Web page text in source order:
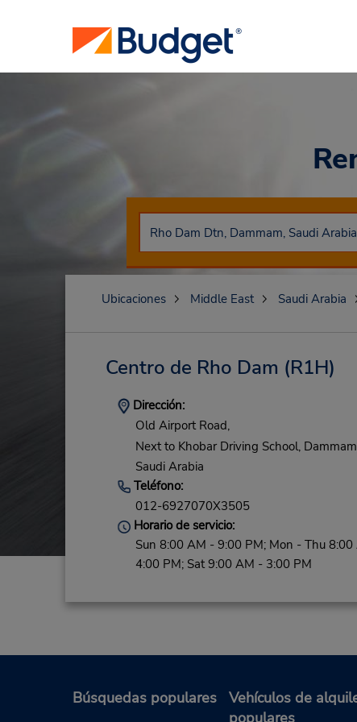
Ubicaciones Middle East Saudi Arabia
Centro de Rho Dam (R1H)
Dirección:
Old Airport Road,
Next to Khobar Driving School,
Saudi Arabia
Teléfono:
012-6927070X3505
Horario de servicio:
Sun 8:00 AM - 9:00 PM; Mon - Thu
4:00 PM; Sat 9:00 AM - 3:00 PM
Búsquedas populares
Vehículos de
populares